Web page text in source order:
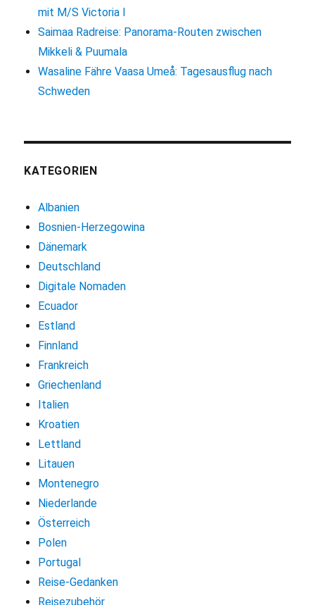
mit M/S Victoria I
Saimaa Radreise: Panorama-Routen zwischen
Mikkeli & Puumala
Wasaline Fähre Vaasa Umeå: Tagesausflug nach
Schweden
KATEGORIEN
Albanien
Bosnien-Herzegowina
Dänemark
Deutschland
Digitale Nomaden
Ecuador
Estland
Finnland
Frankreich
Griechenland
Italien
Kroatien
Lettland
Litauen
Montenegro
Niederlande
Österreich
Polen
Portugal
Reise-Gedanken
Reisezubehör